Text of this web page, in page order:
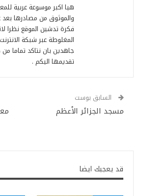
هيا اكبر موسوعة عربية
والموثوق من مصادرها
فكرة تدشين الموقع نظرا
المغلوطة عبر شبكة
جاهدين بان نتاكد تماما
تقديمها اليكم .
السابق بوست
مسجد الجزائر الأعظم
قد يعجبك ايضا